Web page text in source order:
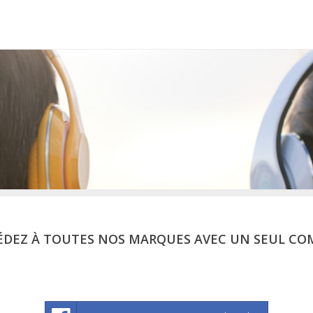
À TOUTES NOS MARQUES AVEC UN SEUL